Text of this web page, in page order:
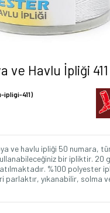
ve Havlu İpliği 411
ipligi-411)
ve havlu ipliği 50 numara,
bir ipliktir. 20
%100 polyester
parlaktır, yıkanabilir, solma